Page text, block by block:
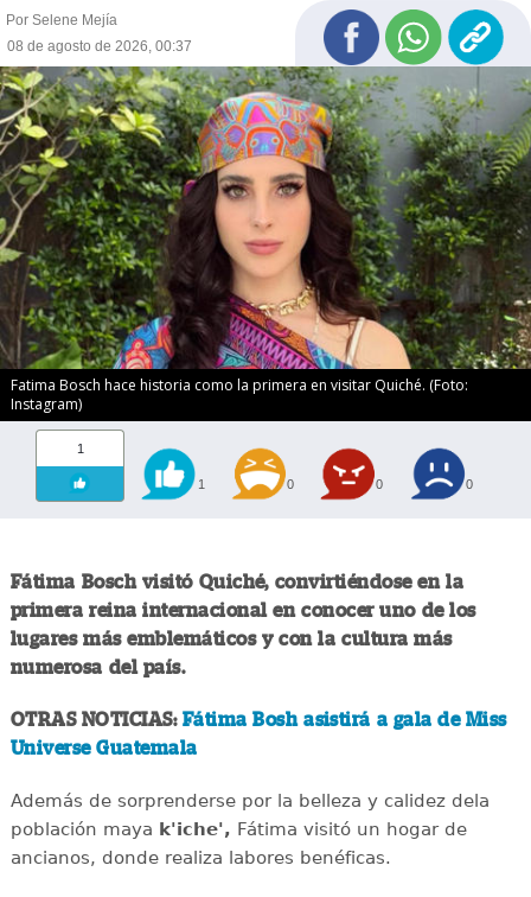
Por Selene Mejía
08 de agosto de 2026, 00:37
Fatima Bosch hace historia como la primera en visitar Quiché. (Foto:
Instagram)
1
1 0 0 0
Fátima Bosch visitó Quiché, convirtiéndose en la
primera reina internacional en conocer uno de los
lugares más emblemáticos y con la cultura más
numerosa del país.
OTRAS NOTICIAS: Fátima Bosh asistirá a gala de Miss
Universe Guatemala
Además de sorprenderse por la belleza y calidez dela
población maya k'iche', Fátima visitó un hogar de
ancianos, donde realiza labores benéficas.